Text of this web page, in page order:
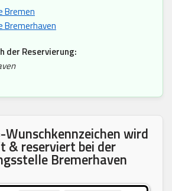
Bremen
Bremerhaven
der Reservierung:
Wunschkennzeichen wird
& reserviert bei der
Bremerhaven